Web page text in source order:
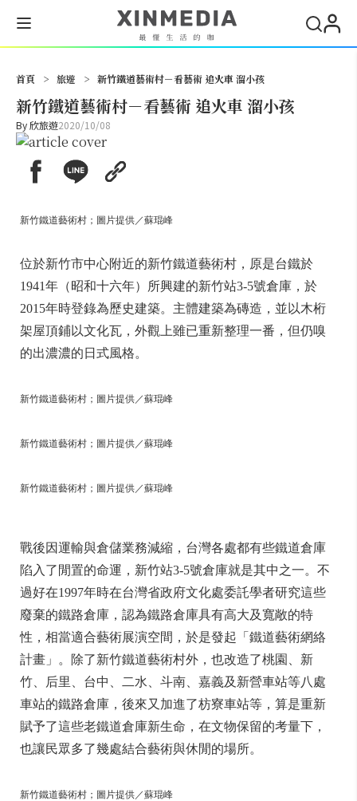
首頁 > 旅遊 > 新竹鐵道藝術村－看藝術 追火車 溜小孩
新竹鐵道藝術村－看藝術 追火車 溜小孩
By欣旅遊2020/10/08
新竹鐵道藝術村；圖片提供／蘇琨峰
位於新竹市中心附近的新竹鐵道藝術村，原是台鐵於
1941年（昭和十六年）所興建的新竹站3-5號倉庫，於
2015年時登錄為歷史建築。主體建築為磚造，並以木桁
架屋頂鋪以文化瓦，外觀上雖已重新整理一番，但仍嗅
的出濃濃的日式風格。
新竹鐵道藝術村；圖片提供／蘇琨峰
新竹鐵道藝術村；圖片提供／蘇琨峰
新竹鐵道藝術村；圖片提供／蘇琨峰
戰後因運輸與倉儲業務減縮，台灣各處都有些鐵道倉庫
陷入了閒置的命運，新竹站3-5號倉庫就是其中之一。不
過好在1997年時在台灣省政府文化處委託學者研究這些
廢棄的鐵路倉庫，認為鐵路倉庫具有高大及寬敞的特
性，相當適合藝術展演空間，於是發起「鐵道藝術網絡
計畫」。除了新竹鐵道藝術村外，也改造了桃園、新
竹、后里、台中、二水、斗南、嘉義及新營車站等八處
車站的鐵路倉庫，後來又加進了枋寮車站等，算是重新
賦予了這些老鐵道倉庫新生命，在文物保留的考量下，
也讓民眾多了幾處結合藝術與休閒的場所。
新竹鐵道藝術村；圖片提供／蘇琨峰